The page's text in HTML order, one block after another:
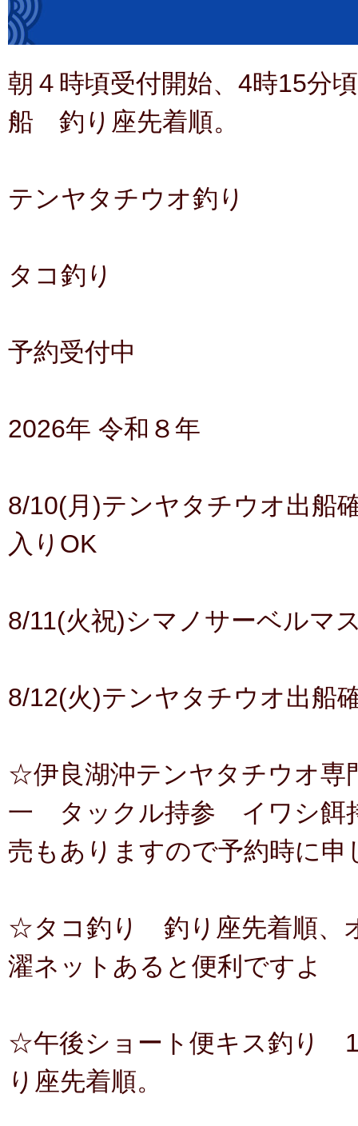
朝４時頃受付開始、4時15分
船 釣り座先着順。
テンヤタチウオ釣り
タコ釣り
予約受付中
2026年 令和８年
8/10(月)テンヤタチウオ出船
入りOK
8/11(火祝)シマノサーベルマ
8/12(火)テンヤタチウオ出船
☆伊良湖沖テンヤタチウオ
一 タックル持参 イワシ餌
売もありますので予約時に申
☆タコ釣り 釣り座先着順、
濯ネットあると便利ですよ
☆午後ショート便キス釣り
り座先着順。